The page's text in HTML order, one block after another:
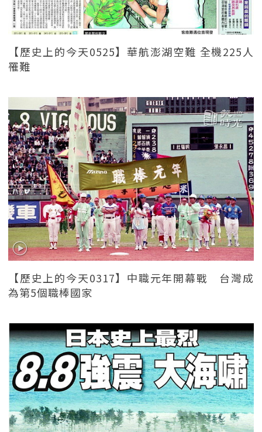
【歷史上的今天0525】華航澎湖空難 全機225人
罹難
【歷史上的今天0317】中職元年開幕戰 台灣成
為第5個職棒國家